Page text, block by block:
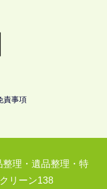
責事項
理・遺品整理・特
リーン138